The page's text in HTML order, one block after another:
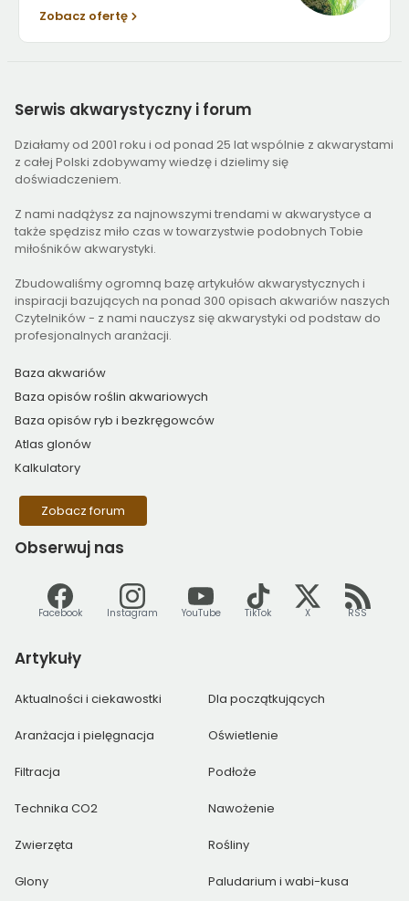
Zobacz ofertę
Serwis akwarystyczny i forum
Działamy od 2001 roku i od ponad 25 lat wspólnie z akwarystami
z całej Polski zdobywamy wiedzę i dzielimy się
doświadczeniem.
Z nami nadążysz za najnowszymi trendami w akwarystyce a
także spędzisz miło czas w towarzystwie podobnych Tobie
miłośników akwarystyki.
Zbudowaliśmy ogromną bazę artykułów akwarystycznych i
inspiracji bazujących na ponad 300 opisach akwariów naszych
Czytelników - z nami nauczysz się akwarystyki od podstaw do
profesjonalnych aranżacji.
Baza akwariów
Baza opisów roślin akwariowych
Baza opisów ryb i bezkręgowców
Atlas glonów
Kalkulatory
Zobacz forum
Obserwuj nas
Facebook Instagram YouTube TikTok X RSS
Artykuły
Aktualności i ciekawostki Dla początkujących
Aranżacja i pielęgnacja Oświetlenie
Filtracja Podłoże
Technika CO2 Nawożenie
Zwierzęta Rośliny
Glony Paludarium i wabi-kusa